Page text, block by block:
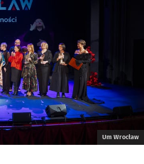
Um Wrocław